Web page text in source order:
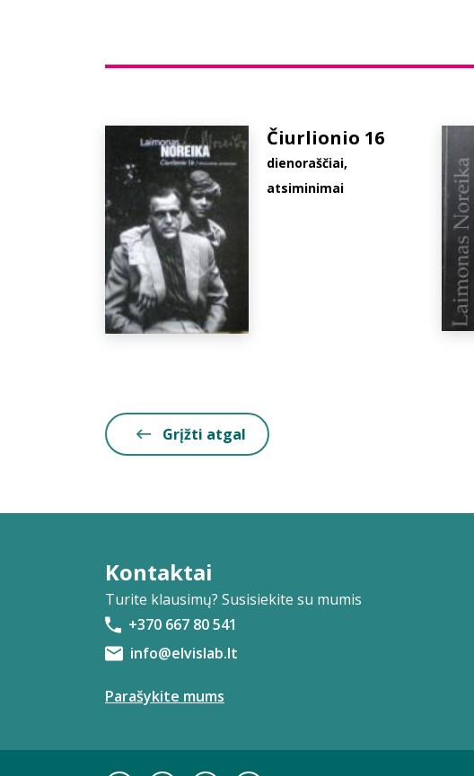
Čiurlionio 16
dienoraščiai,
atsiminimai
Grįžti atgal
Kontaktai
Turite klausimų? Susisiekite su mumis
+370 667 80 541
info@elvislab.lt
Parašykite mums